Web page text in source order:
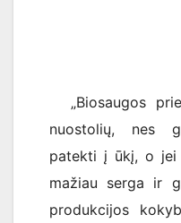
„Biosaugos
nuostolių, nes
patekti į ūkį, o jei
mažiau serga ir
produkcijos